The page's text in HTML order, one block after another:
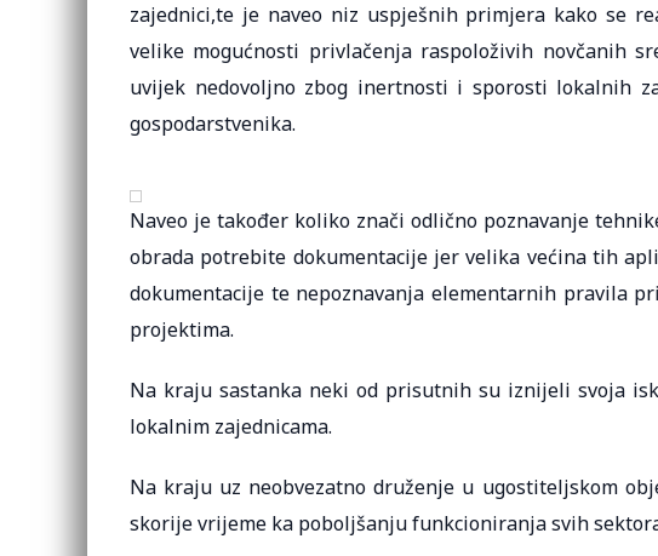
zajednici,te je naveo niz uspješnih primjera kako se
velike mogućnosti privlačenja raspoloživih novčanih
uvijek nedovoljno zbog inertnosti i sporosti lokalnih
gospodarstvenika.
Naveo je također koliko znači odlično poznavanje
obrada potrebite dokumentacije jer velika većina tih
dokumentacije te nepoznavanja elementarnih pravila
projektima.
Na kraju sastanka neki od prisutnih su iznijeli svoja
lokalnim zajednicama.
Na kraju uz neobvezatno druženje u ugostiteljskom
skorije vrijeme ka poboljšanju funkcioniranja svih